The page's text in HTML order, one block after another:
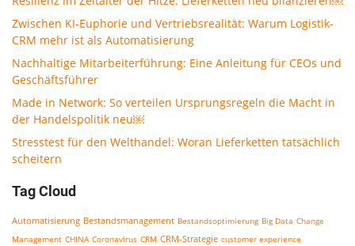
Zwischen KI-Euphorie und Vertriebsrealität: Warum Logistik-
CRM mehr ist als Automatisierung
Nachhaltige Mitarbeiterführung: Eine Anleitung für CEOs und
Geschäftsführer
Made in Network: So verteilen Ursprungsregeln die Macht in
der Handelspolitik neu￼
Stresstest für den Welthandel: Woran Lieferketten tatsächlich
scheitern
Tag Cloud
Automatisierung Bestandsmanagement Bestandsoptimierung Big Data Change
Management CHINA Coronavirus CRM CRM-Strategie customer experience